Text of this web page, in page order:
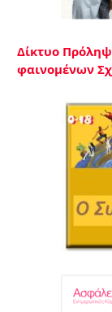
Δίκτυο
φαινομένων